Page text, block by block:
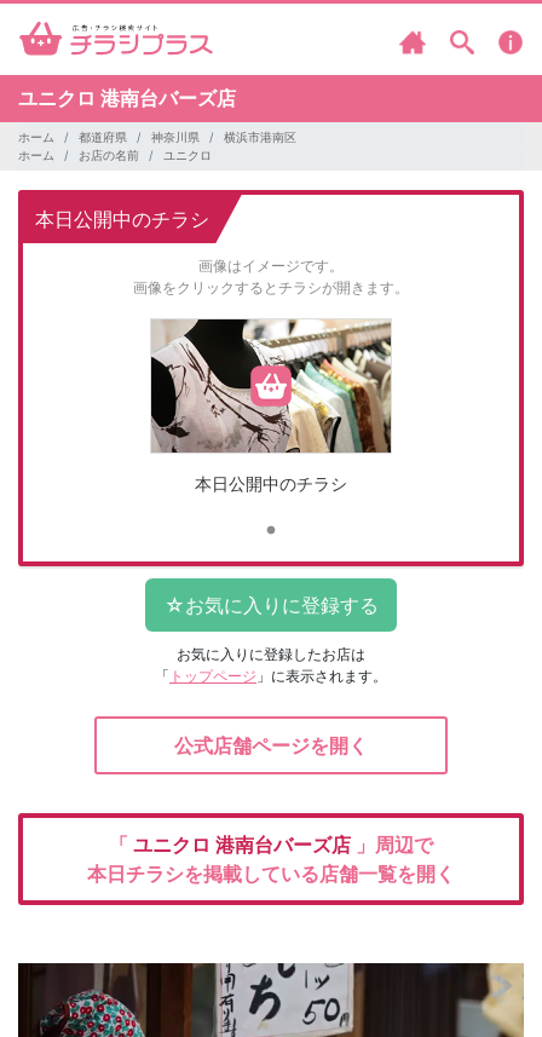
ユニクロ 港南台バーズ店
ホーム 都道府県 神奈川県
横浜市港南区
ホーム
お店の名前 ユニクロ
本日公開中のチラシ
画像はイメージです。
画像をクリックするとチラシが開きます。
本日公開中のチラシ
お気に入りに登録したお店は
「 トップページ 」に表示されます。
公式店舗ページを開く
「 ユニクロ 港南台バーズ店 」周辺で
本日チラシを掲載している店舗一覧を開く